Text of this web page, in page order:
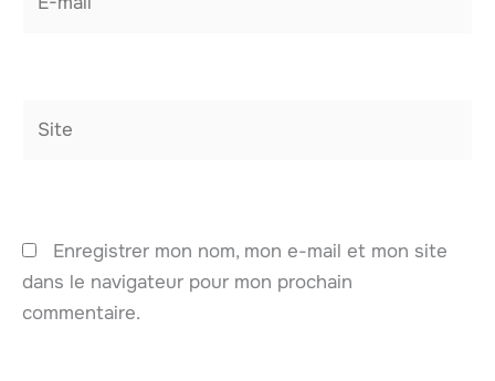
Enregistrer mon nom, mon e-mail et mon site
dans le navigateur pour mon prochain
commentaire.